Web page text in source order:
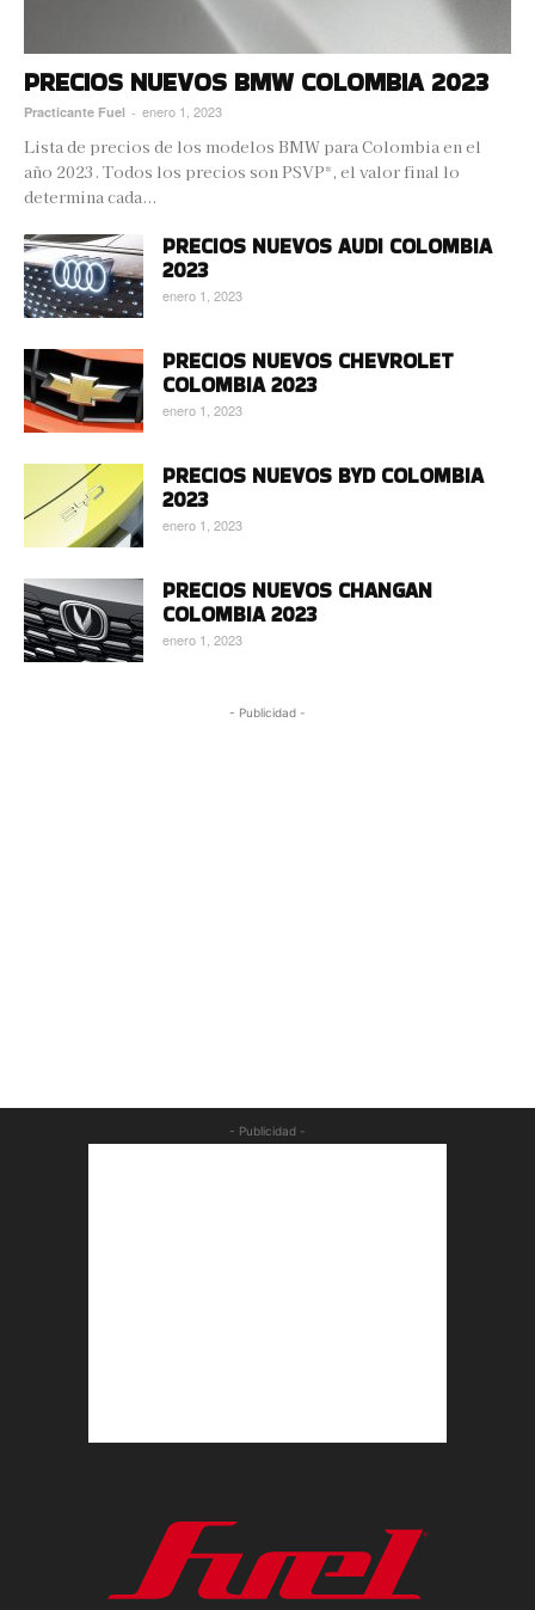
PRECIOS NUEVOS BMW COLOMBIA 2023
Practicante Fuel - enero 1, 2023
Lista de precios de los modelos BMW para Colombia en el
año 2023. Todos los precios son PSVP*, el valor final lo
determina cada...
PRECIOS NUEVOS AUDI COLOMBIA
2023
enero 1, 2023
PRECIOS NUEVOS CHEVROLET
COLOMBIA 2023
enero 1, 2023
PRECIOS NUEVOS BYD COLOMBIA
2023
enero 1, 2023
PRECIOS NUEVOS CHANGAN
COLOMBIA 2023
enero 1, 2023
- Publicidad -
- Publicidad -